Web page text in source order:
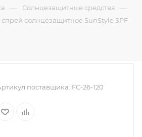
— Солнцезащитные средства —
солнцезащитное SunStyle SPF-
поставщика: FC-26-120